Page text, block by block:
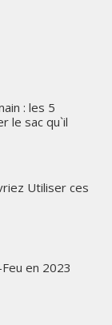
: les 5
le sac qu`il
Utiliser ces
en 2023